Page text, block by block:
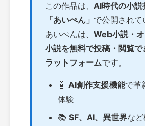
この作品は、 AI時代の小説
「あいぺん」 で公開されて
あいぺんは、 Web小説・
小説を無料で投稿・閲覧で
ラットフォームです。
🤖 AI創作支援機能で革
体験
📚 SF、AI、異世界な